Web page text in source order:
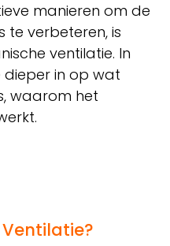
manieren om de
te verbeteren, is
ventilatie. In
in op wat
waarom het